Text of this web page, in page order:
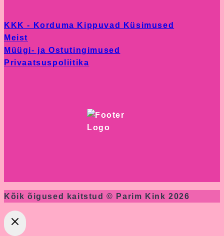
KKK - Korduma Kippuvad Küsimused
Meist
Müügi- ja Ostutingimused
Privaatsuspoliitika
Kõik õigused kaitstud © Parim Kink 2026